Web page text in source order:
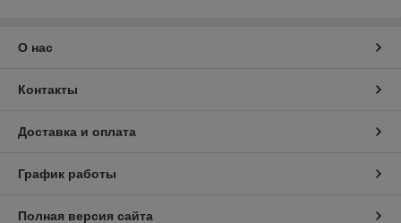
О нас
Контакты
Доставка и оплата
График работы
Полная версия сайта